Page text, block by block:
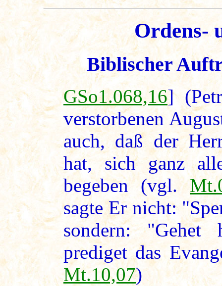
Ordens-
Biblischer
GSo1.068,16]
verstorbenen
auch, daß der
hat, sich ganz
begeben (vgl.
sagte Er nicht:
sondern:
prediget das
Mt.10,07)